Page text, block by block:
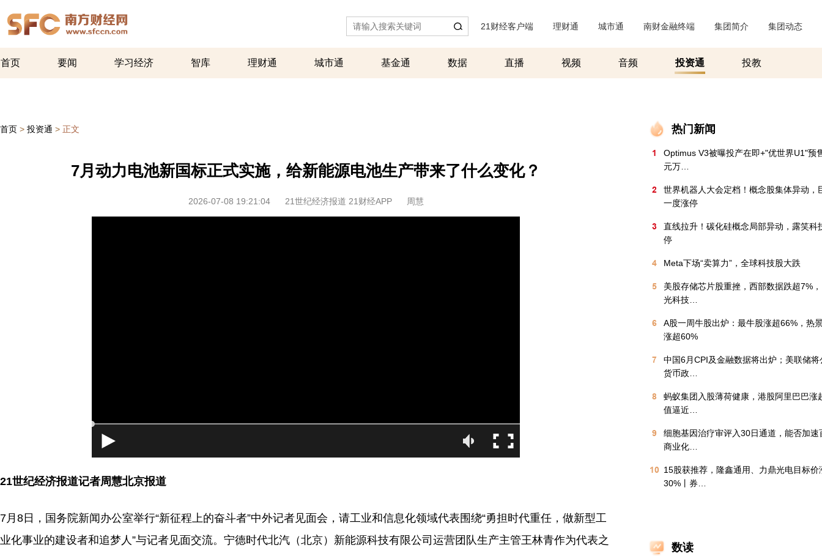
21财经客户端 理财通 城市通 南财金融终端 集团简介 集团动态
首页 要闻 学习经济 智库 理财通 城市通 基金通 数据 直播 视频 音频 投资通 投教
首页 > 投资通 > 正文
7月动力电池新国标正式实施，给新能源电池生产带来了什么变化？
2026-07-08 19:21:04 21世纪经济报道 21财经APP 周慧
21世纪经济报道记者周慧北京报道
7月8日，国务院新闻办公室举行“新征程上的奋斗者”中外记者见面会，请工业和信息化领域代表围绕“勇担时代重任，做新型工
业化事业的建设者和追梦人”与记者见面交流。宁德时代北汽（北京）新能源科技有限公司运营团队生产主管王林青作为代表之
热门新闻
1
Optimus V3被曝投产在即+"优世界U1"预
元万…
2
世界机器人大会定档！概念股集体异动，
一度涨停
3
直线拉升！碳化硅概念局部异动，露笑科
停
4 Meta下场“卖算力”，全球科技股大跌
5
美股存储芯片股重挫，西部数据跌超7%
光科技…
6
A股一周牛股出炉：最牛股涨超66%，热
涨超60%
7
中国6月CPI及金融数据将出炉；美联储将
货币政…
8
蚂蚁集团入股薄荷健康，港股阿里巴巴涨
值逼近…
9
细胞基因治疗审评入30日通道，能否加速
商业化…
10 15股获推荐，隆鑫通用、力鼎光电目标价
30%丨券…
数读